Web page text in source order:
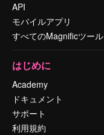
API
モバイルアプリ
すべてのMagnificツール
はじめに
Academy
ドキュメント
サポート
利用規約